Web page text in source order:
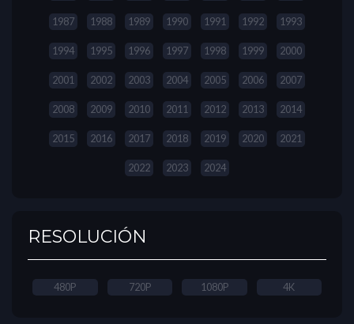
1987 1988 1989 1990 1991 1992 1993
1994 1995 1996 1997 1998 1999 2000
2001 2002 2003 2004 2005 2006 2007
2008 2009 2010 2011 2012 2013 2014
2015 2016 2017 2018 2019 2020 2021
2022 2023 2024
RESOLUCIÓN
480P 720P 1080P 4K